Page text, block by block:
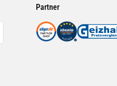
Partner